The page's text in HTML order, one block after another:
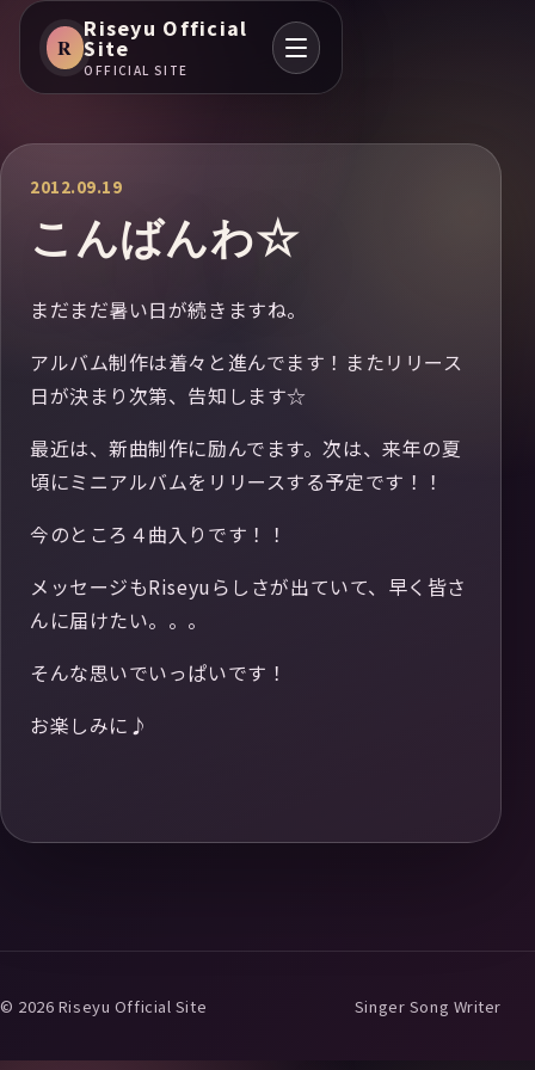
R
Riseyu Official
Site
OFFICIAL SITE
2012.09.19
こんばんわ☆
まだまだ暑い日が続きますね。
アルバム制作は着々と進んでます！またリリース
日が決まり次第、告知します☆
最近は、新曲制作に励んでます。次は、来年の夏
頃にミニアルバムをリリースする予定です！！
今のところ４曲入りです！！
メッセージもRiseyuらしさが出ていて、早く皆さ
んに届けたい。。。
そんな思いでいっぱいです！
お楽しみに♪
© 2026 Riseyu Official Site Singer Song Writer